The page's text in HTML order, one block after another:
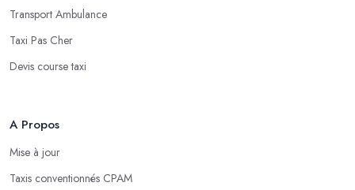
Transport Ambulance
Taxi Pas Cher
Devis course taxi
A Propos
Mise à jour
Taxis conventionnés CPAM